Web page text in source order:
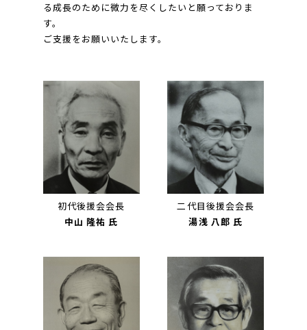
る成長のために微力を尽くしたいと願っておりま
す。
ご支援をお願いいたします。
初代後援会会長
中山 隆祐 氏
二代目後援会会長
湯浅 八郎 氏